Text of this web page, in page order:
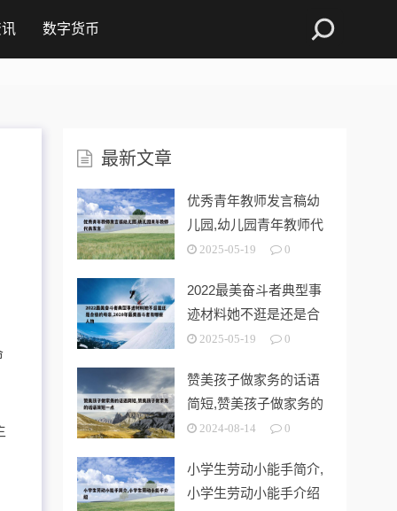
数字货币
最新文章
优秀青年教师发言稿幼
儿园,幼儿园青年教师代
表发言
2025-05-19 0
2022最美奋斗者典型事
迹材料她不逛是还是合
格的母亲
2025-05-19 0
赞美孩子做家务的话语
简短,赞美孩子做家务的
话语简短一
2024-08-14 0
小学生劳动小能手简介,
小学生劳动小能手介绍